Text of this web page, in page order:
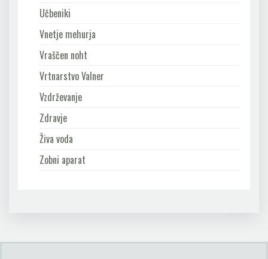
Učbeniki
Vnetje mehurja
Vraščen noht
Vrtnarstvo Valner
Vzdrževanje
Zdravje
Živa voda
Zobni aparat